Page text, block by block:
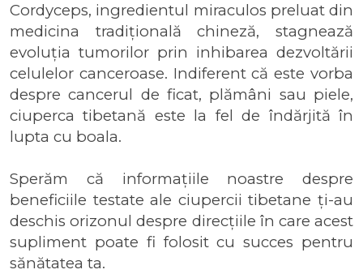
Cordyceps, ingredientul miraculos preluat din
medicina tradițională chineză, stagnează
evoluția tumorilor prin inhibarea dezvoltării
celulelor canceroase. Indiferent că este vorba
despre cancerul de ficat, plămâni sau piele,
ciuperca tibetană este la fel de îndărjită în
lupta cu boala.
Sperăm că informațiile noastre despre
beneficiile testate ale ciupercii tibetane ți-au
deschis orizonul despre direcțiile în care acest
supliment poate fi folosit cu succes pentru
sănătatea ta.